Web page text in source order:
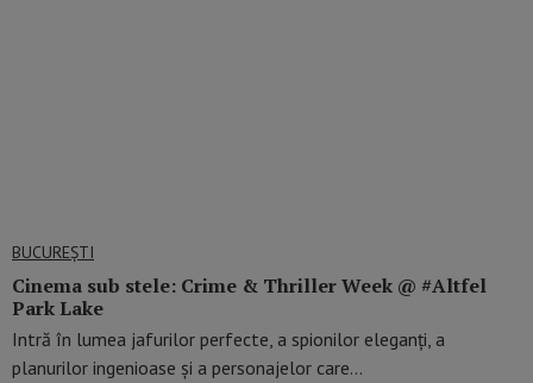
BUCUREŞTI
Cinema sub stele: Crime & Thriller Week @ #Altfel
Park Lake
Intră în lumea jafurilor perfecte, a spionilor eleganți, a
planurilor ingenioase și a personajelor care…